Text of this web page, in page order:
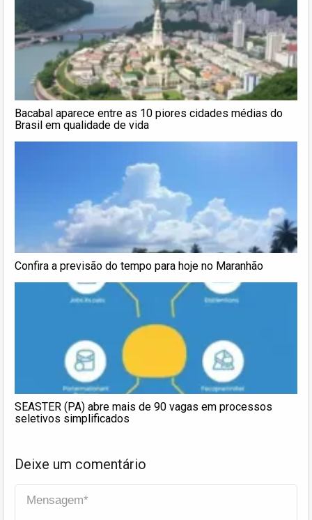
Bacabal aparece entre as 10 piores cidades médias do
Brasil em qualidade de vida
Confira a previsão do tempo para hoje no Maranhão
SEASTER (PA) abre mais de 90 vagas em processos
seletivos simplificados
Deixe um comentário